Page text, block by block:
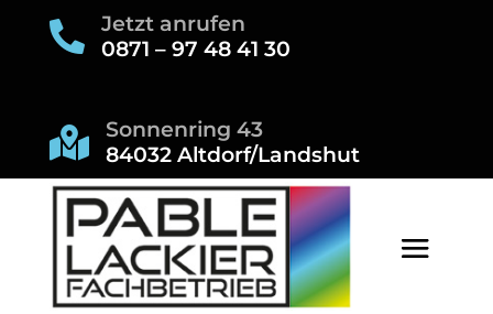

Jetzt anrufen
0871 – 97 48 41 30

Sonnenring 43
84032 Altdorf/Landshut